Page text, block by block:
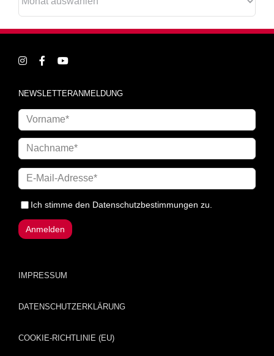
NEWSLETTERANMELDUNG
Ich stimme den Datenschutzbestimmungen zu.
IMPRESSUM
DATENSCHUTZERKLÄRUNG
COOKIE-RICHTLINIE (EU)